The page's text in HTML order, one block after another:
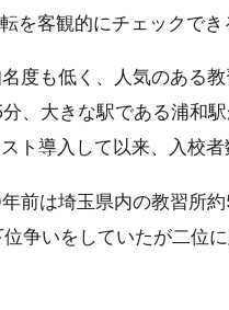
を客観的にチェックでき
度も低く、人気のある
、大きな駅である浦和
ト導入して以来、入校
前は埼玉県内の教習所
争いをしていたが二位